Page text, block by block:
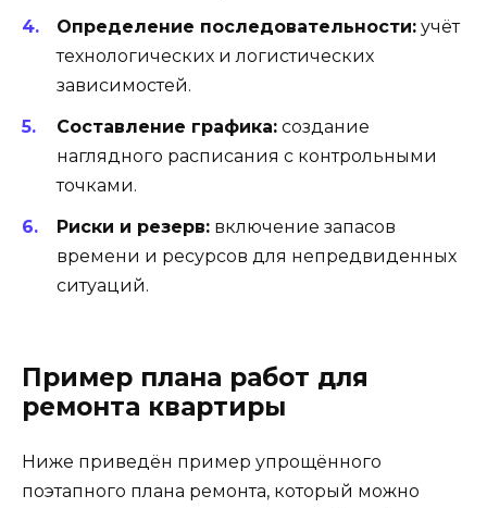
Определение последовательности: учёт
технологических и логистических
зависимостей.
Составление графика: создание
наглядного расписания с контрольными
точками.
Риски и резерв: включение запасов
времени и ресурсов для непредвиденных
ситуаций.
Пример плана работ для
ремонта квартиры
Ниже приведён пример упрощённого
поэтапного плана ремонта, который можно